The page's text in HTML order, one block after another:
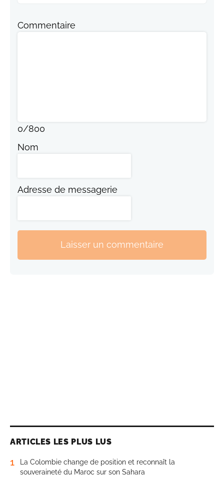
Commentaire
0/800
Nom
Adresse de messagerie
Laisser un commentaire
ARTICLES LES PLUS LUS
1
La Colombie change de position et reconnaît la
souveraineté du Maroc sur son Sahara